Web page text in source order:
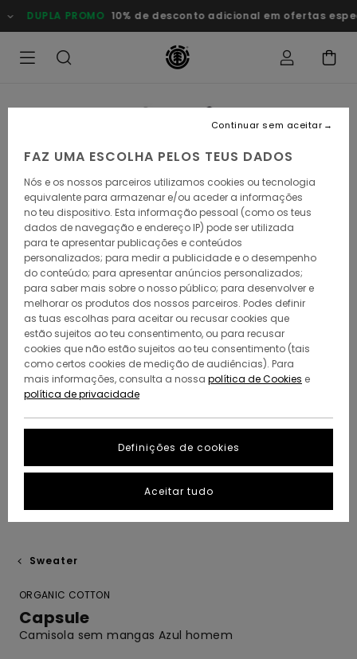
para
a
DUPLA PROMO 10% de desconto adicional em ofertas
Sweater
ORGANIC COTTON
Capsule
Camisola sem mangas Azul homem
FAZ UMA ESCOLHA PELOS TEUS DADOS
Nós e os nossos parceiros utilizamos cookies ou tecnologia
equivalente para armazenar e/ou aceder a informações
no teu dispositivo. Esta informação pessoal (como os teus
dados de navegação e endereço IP) pode ser utilizada
para te apresentar publicações e conteúdos
personalizados; para medir a publicidade e o desempenho
do conteúdo; para apresentar anúncios personalizados;
para saber mais sobre o nosso público; para desenvolver e
melhorar os produtos dos nossos parceiros. Podes definir
as tuas escolhas para aceitar ou recusar cookies que
estão sujeitos ao teu consentimento, ou para recusar
cookies que não estão sujeitos ao teu consentimento (tais
como certos cookies de medição de audiências). Para
mais informações, consulta a nossa política de Cookies e
política de privacidade
Definições de cookies
Continuar sem aceitar
Aceitar tudo